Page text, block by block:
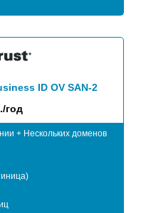
ID OV SAN-2
год
+ Нескольких доменов